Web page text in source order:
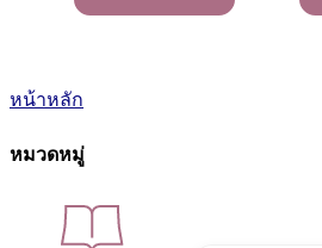
หน้าหลัก
หมวดหมู่